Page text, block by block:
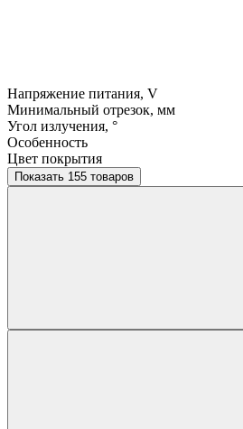
Напряжение питания, V
Минимальный отрезок, мм
Угол излучения, °
Особенность
Цвет покрытия
Показать 155 товаров